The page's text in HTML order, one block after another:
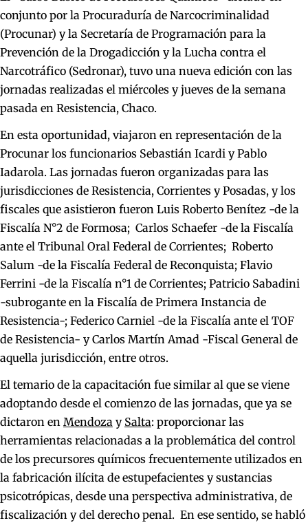
conjunto por la Procuraduría de Narcocriminalidad
(Procunar) y la Secretaría de Programación para la
Prevención de la Drogadicción y la Lucha contra el
Narcotráfico (Sedronar), tuvo una nueva edición con las
jornadas realizadas el miércoles y jueves de la semana
pasada en Resistencia, Chaco.
En esta oportunidad, viajaron en representación de la
Procunar los funcionarios Sebastián Icardi y Pablo
Iadarola. Las jornadas fueron organizadas para las
jurisdicciones de Resistencia, Corrientes y Posadas, y los
fiscales que asistieron fueron Luis Roberto Benítez -de la
Fiscalía N°2 de Formosa; Carlos Schaefer -de la Fiscalía
ante el Tribunal Oral Federal de Corrientes; Roberto
Salum -de la Fiscalía Federal de Reconquista; Flavio
Ferrini -de la Fiscalía n°1 de Corrientes; Patricio Sabadini
-subrogante en la Fiscalía de Primera Instancia de
Resistencia-; Federico Carniel -de la Fiscalía ante el TOF
de Resistencia- y Carlos Martín Amad -Fiscal General de
aquella jurisdicción, entre otros.
El temario de la capacitación fue similar al que se viene
adoptando desde el comienzo de las jornadas, que ya se
dictaron en Mendoza y Salta: proporcionar las
herramientas relacionadas a la problemática del control
de los precursores químicos frecuentemente utilizados en
la fabricación ilícita de estupefacientes y sustancias
psicotrópicas, desde una perspectiva administrativa, de
fiscalización y del derecho penal. En ese sentido, se habló